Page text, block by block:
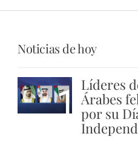
Noticias de hoy
1 Líderes
Árabes
por su